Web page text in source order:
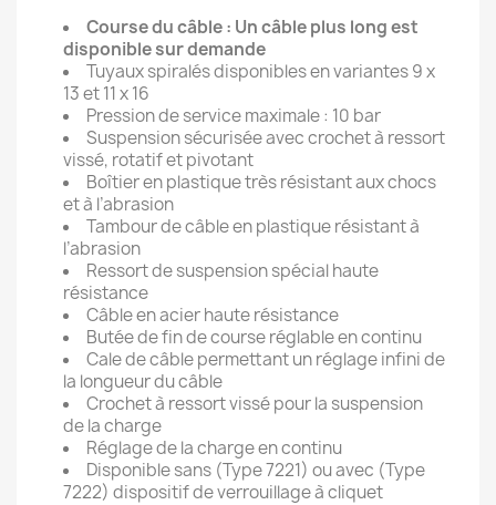
Course du câble : Un câble plus long est
disponible sur demande
Tuyaux spiralés disponibles en variantes 9 x
13 et 11 x 16
Pression de service maximale : 10 bar
Suspension sécurisée avec crochet à ressort
vissé, rotatif et pivotant
Boîtier en plastique très résistant aux chocs
et à l’abrasion
Tambour de câble en plastique résistant à
l’abrasion
Ressort de suspension spécial haute
résistance
Câble en acier haute résistance
Butée de fin de course réglable en continu
Cale de câble permettant un réglage infini de
la longueur du câble
Crochet à ressort vissé pour la suspension
de la charge
Réglage de la charge en continu
Disponible sans (Type 7221) ou avec (Type
7222) dispositif de verrouillage à cliquet